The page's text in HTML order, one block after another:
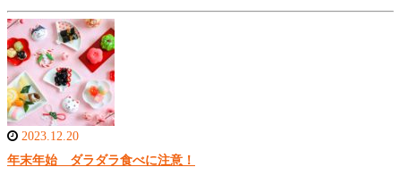
2023.12.20
年末年始 ダラダラ食べに注意！